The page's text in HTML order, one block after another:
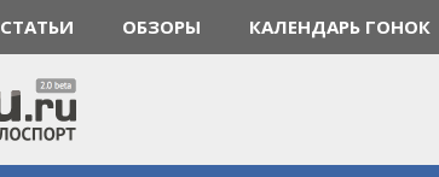
СТАТЬИ ОБЗОРЫ КАЛЕНДАРЬ ГОНОК